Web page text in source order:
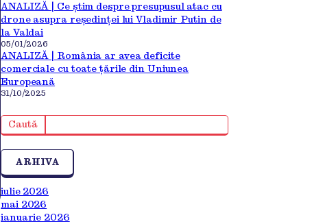
ANALIZĂ | Ce știm despre presupusul atac cu
drone asupra reședinței lui Vladimir Putin de
la Valdai
05/01/2026
ANALIZĂ | România ar avea deficite
comerciale cu toate țările din Uniunea
Europeană
31/10/2025
Caută
ARHIVA
iulie 2026
mai 2026
ianuarie 2026